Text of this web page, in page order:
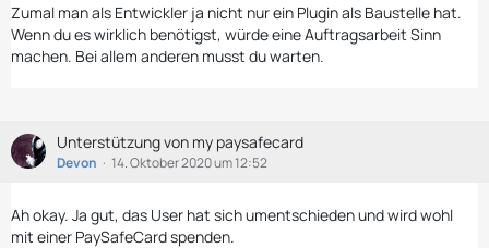
Zumal man als Entwickler ja nicht nur ein Plugin als Baustelle hat.
Wenn du es wirklich benötigst, würde eine Auftragsarbeit Sinn
machen. Bei allem anderen musst du warten.
Unterstützung von my paysafecard
Devon 14. Oktober 2020 um 12:52
Ah okay. Ja gut, das User hat sich umentschieden und wird wohl
mit einer PaySafeCard spenden.